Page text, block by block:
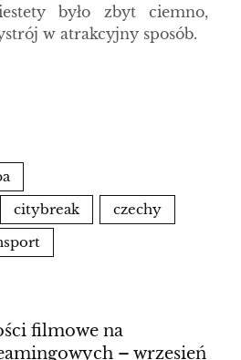
było zbyt ciemno,
w atrakcyjny sposób.
citybreak
czechy
filmowe na
– wrzesień